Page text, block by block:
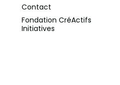
Contact
Fondation CréActifs
Initiatives